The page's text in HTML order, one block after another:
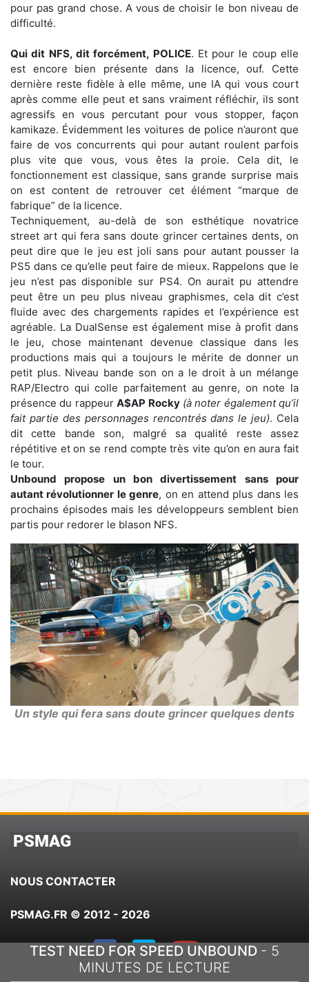
pour pas grand chose. A vous de choisir le bon niveau de
difficulté.
Qui dit NFS, dit forcément, POLICE. Et pour le coup elle
est encore bien présente dans la licence, ouf. Cette
dernière reste fidèle à elle même, une IA qui vous court
après comme elle peut et sans vraiment réfléchir, ils sont
agressifs en vous percutant pour vous stopper, façon
kamikaze. Évidemment les voitures de police n’auront que
faire de vos concurrents qui pour autant roulent parfois
plus vite que vous, vous êtes la proie. Cela dit, le
fonctionnement est classique, sans grande surprise mais
on est content de retrouver cet élément “marque de
fabrique” de la licence.
Techniquement, au-delà de son esthétique novatrice
street art qui fera sans doute grincer certaines dents, on
peut dire que le jeu est joli sans pour autant pousser la
PS5 dans ce qu’elle peut faire de mieux. Rappelons que le
jeu n’est pas disponible sur PS4. On aurait pu attendre
peut être un peu plus niveau graphismes, cela dit c’est
fluide avec des chargements rapides et l’expérience est
agréable. La DualSense est également mise à profit dans
le jeu, chose maintenant devenue classique dans les
productions mais qui a toujours le mérite de donner un
petit plus. Niveau bande son on a le droit à un mélange
RAP/Electro qui colle parfaitement au genre, on note la
présence du rappeurA$AP Rocky (à noter également qu’il
fait partie des personnages rencontrés dans le jeu). Cela
dit cette bande son, malgré sa qualité reste assez
répétitive et on se rend compte très vite qu’on en aura fait
le tour.
Unbound propose un bon divertissement sans pour
autant révolutionner le genre, on en attend plus dans les
prochains épisodes mais les développeurs semblent bien
partis pour redorer le blason NFS.
Un style qui fera sans doute grincer quelques dents
TEST NEED FOR SPEED UNBOUND - 5
MINUTES DE LECTURE
PSMAG
NOUS CONTACTER
PSMAG.FR © 2012 - 2026